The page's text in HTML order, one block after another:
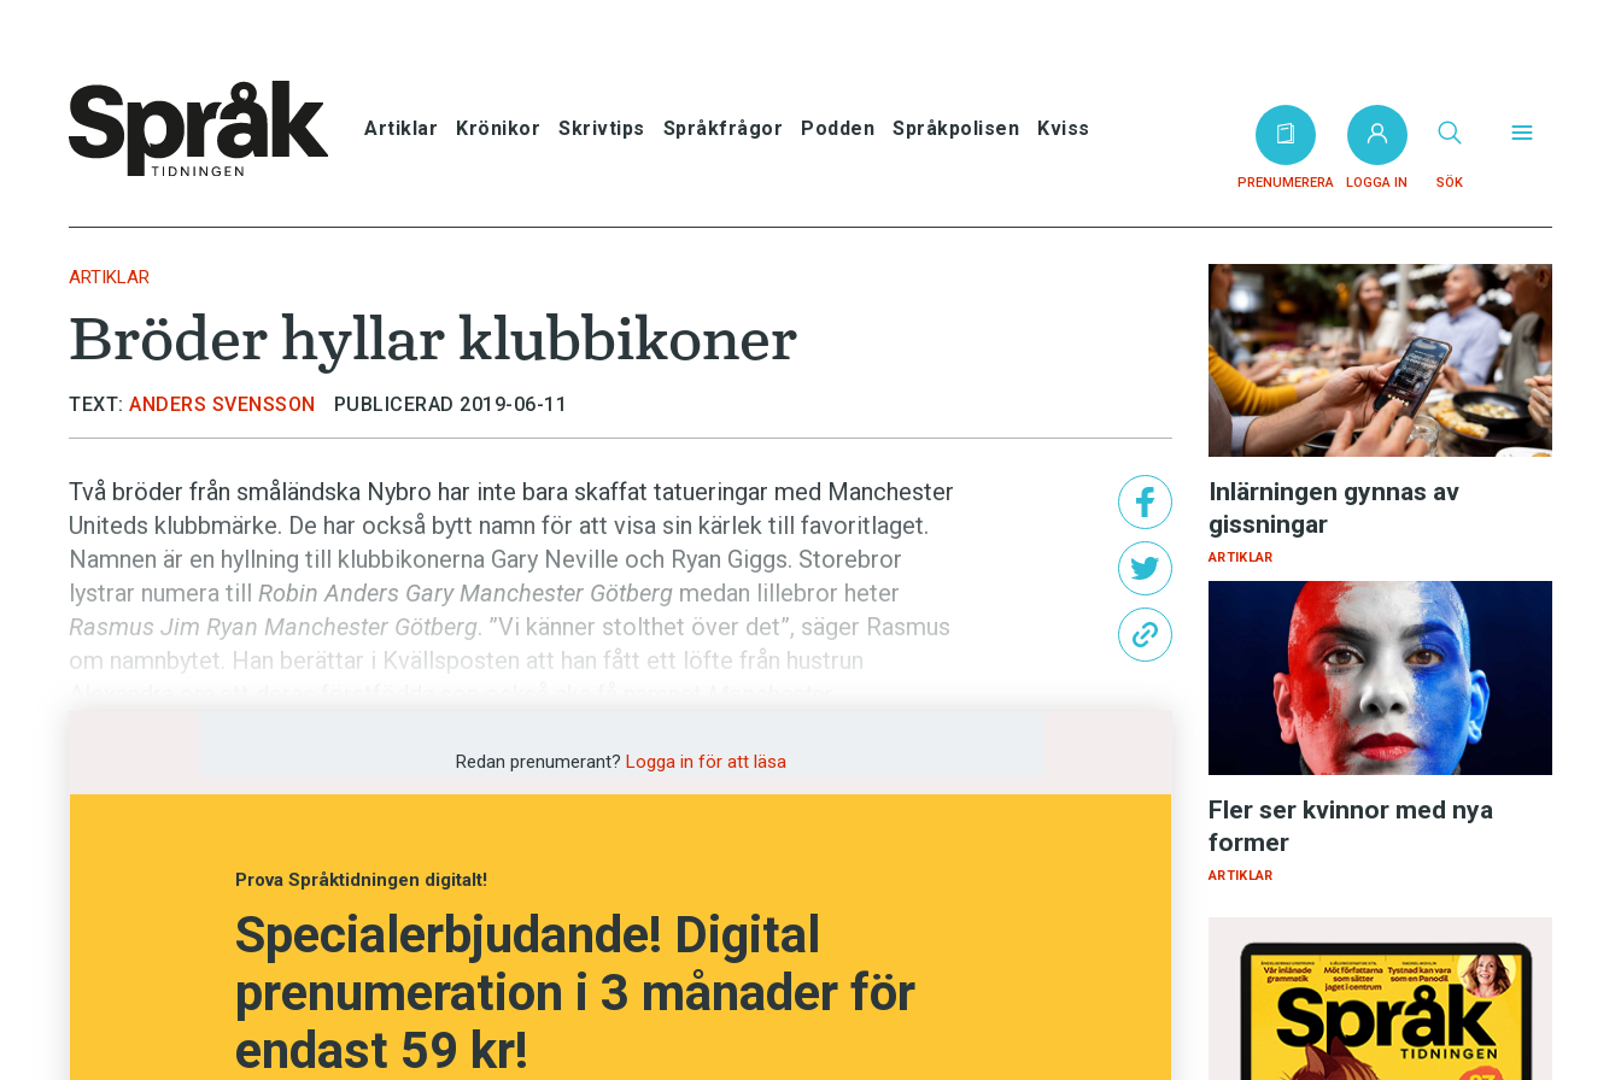
Artiklar Krönikor Skrivtips Språkfrågor Podden Språkpolisen Kviss
PRENUMERERA LOGGA IN SÖK
Krönikor
Språkfrågor
Bokrecensioner
Kviss
Podden
Föreslå nyord
Prenumerera
Läs Språktidningen digitalt
Press
ARTIKLAR
Bröder hyllar klubbikoner
TEXT: ANDERS SVENSSON PUBLICERAD 2019-06-11
Två bröder från småländska Nybro har inte bara skaffat tatueringar med Manchester
Uniteds klubbmärke. De har också bytt namn för att visa sin kärlek till favoritlaget.
Namnen är en hyllning till klubbikonerna Gary Neville och Ryan Giggs. Storebror
lystrar numera till Robin Anders Gary Manchester Götberg medan lillebror heter
Rasmus Jim Ryan Manchester Götberg. ”Vi känner stolthet över det”, säger Rasmus
om namnbytet. Han berättar i Kvällsposten att han fått ett löfte från hustrun
Redan prenumerant? Logga in för att läsa
Prova Språktidningen digitalt!
Specialerbjudande! Digital
prenumeration i 3 månader för
endast 59 kr!
Inlärningen gynnas av
gissningar
ARTIKLAR
Fler ser kvinnor med nya
former
ARTIKLAR